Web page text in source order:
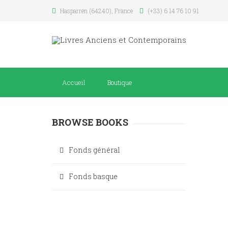
Hasparren (64240), France (+33) 6 14 76 10 91
Accueil Boutique
BROWSE BOOKS
Fonds général
Fonds basque